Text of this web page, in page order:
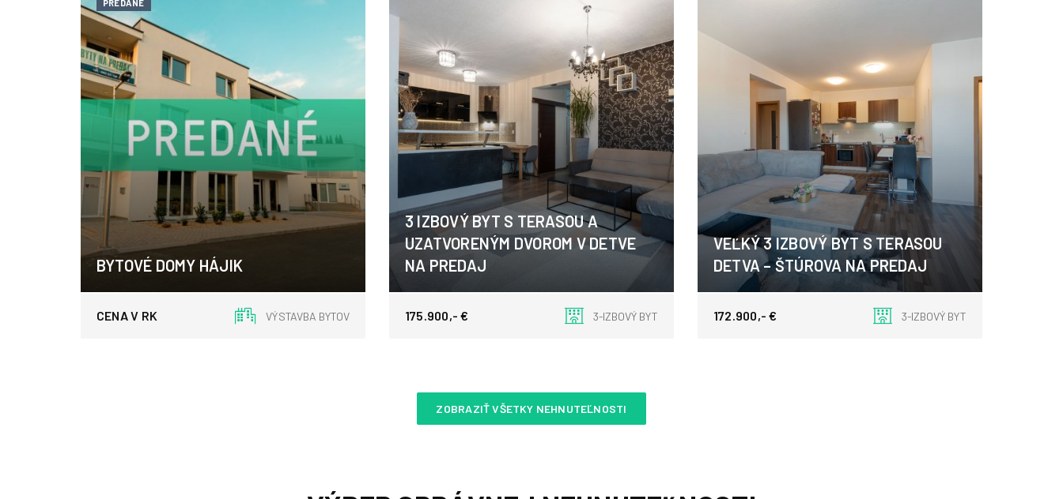
PREDANÉ
BYTOVÉ DOMY HÁJIK
Zvolen
VÝSTAVBA BYTOV
CENA V RK
3 IZBOVÝ BYT S TERASOU A
UZATVORENÝM DVOROM V DETVE
NA PREDAJ
Štúrova, Detva
3-IZBOVÝ BYT
175.900,- €
VEĽKÝ 3 IZBOVÝ BYT S TERASOU
DETVA – ŠTÚROVA NA PREDAJ
Štúrova, Detva
3-IZBOVÝ BYT
172.900,- €
ZOBRAZIŤ VŠETKY NEHNUTEĽNOSTI